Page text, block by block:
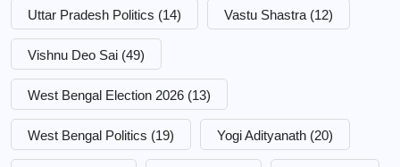
Uttar Pradesh Politics (14) Vastu Shastra (12)
Vishnu Deo Sai (49)
West Bengal Election 2026 (13)
West Bengal Politics (19) Yogi Adityanath (20)